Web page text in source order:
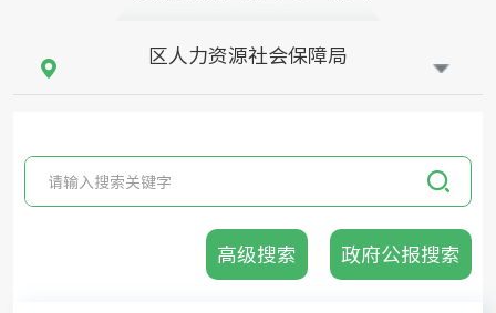
区人力资源社会保障局
请输入搜索关键字
高级搜索 政府公报搜索